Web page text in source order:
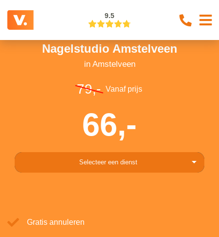
9.5
Nagelstudio Amstelveen
in Amstelveen
79,- Vanaf prijs
66,-
Selecteer een dienst
Gratis annuleren